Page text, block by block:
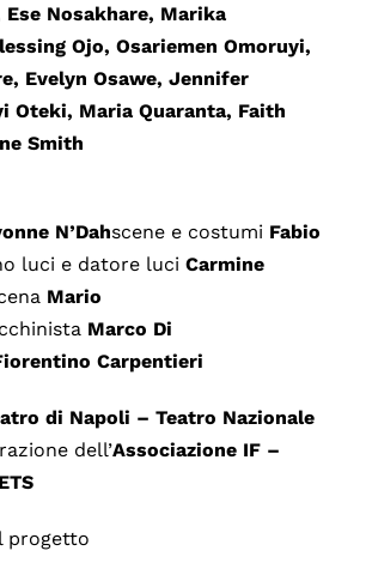
Ese Nosakhare, Marika
Ojo, Osariemen Omoruyi,
Evelyn Osawe, Jennifer
Oteki, Maria Quaranta, Faith
Smith
N’Dahscene e costumi Fabio
luci e datore luci Carmine
Mario
Marco Di
Carpentieri
di Napoli – Teatro Nazionale
dell’Associazione IF –
progetto